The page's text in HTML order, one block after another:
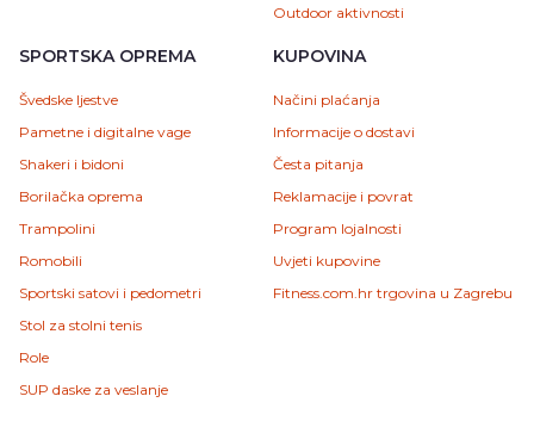
Outdoor aktivnosti
SPORTSKA OPREMA
Švedske ljestve
Pametne i digitalne vage
Shakeri i bidoni
Borilačka oprema
Trampolini
Romobili
Sportski satovi i pedometri
Stol za stolni tenis
Role
SUP daske za veslanje
KUPOVINA
Načini plaćanja
Informacije o dostavi
Česta pitanja
Reklamacije i povrat
Program lojalnosti
Uvjeti kupovine
Fitness.com.hr trgovina u Zagrebu